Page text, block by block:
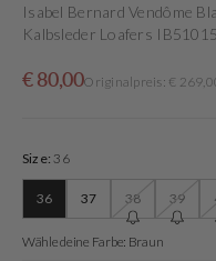
Isabel Bernard Vendôme
Kalbsleder Loafers
Verkaufspreis
€ 80,00
NormalerOriginalpreis: €
Size:36
36Variante
ausverkauft
oder
nicht
37Variante
ausverkauft
oder
nicht
38Variante
ausverkauft
oder
nicht
39
Wähle deine Farbe: Braun